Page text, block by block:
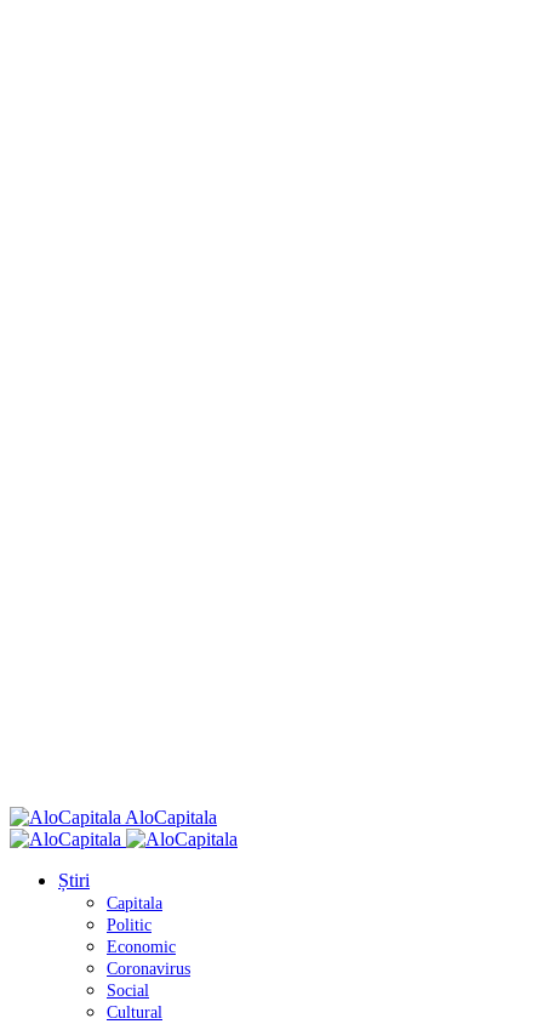
AloCapitala
Știri
Capitala
Politic
Economic
Coronavirus
Social
Cultural